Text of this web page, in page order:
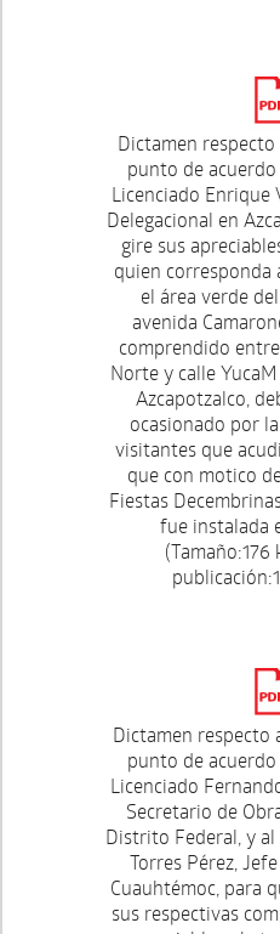
Dictamen
punto de
Licenciado Enrique
Delegacional en
gire sus
quien
el área verde
avenida
comprendido
Norte y calle
Azcapotzalco,
ocasionado por
visitantes que
que con motico
Fiestas
fue instalada
(Tamaño:176
Dictamen respecto
punto de
Licenciado
Secretario de
Distrito Federal, y
Torres Pérez,
Cuauhtémoc, para
sus respectivas